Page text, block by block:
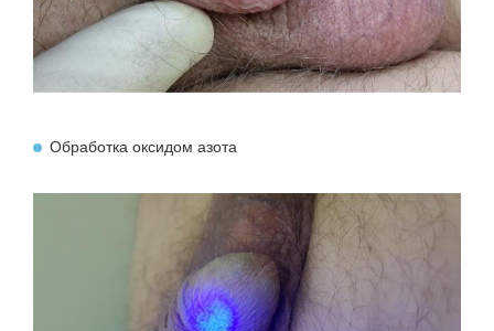
Обработка оксидом азота